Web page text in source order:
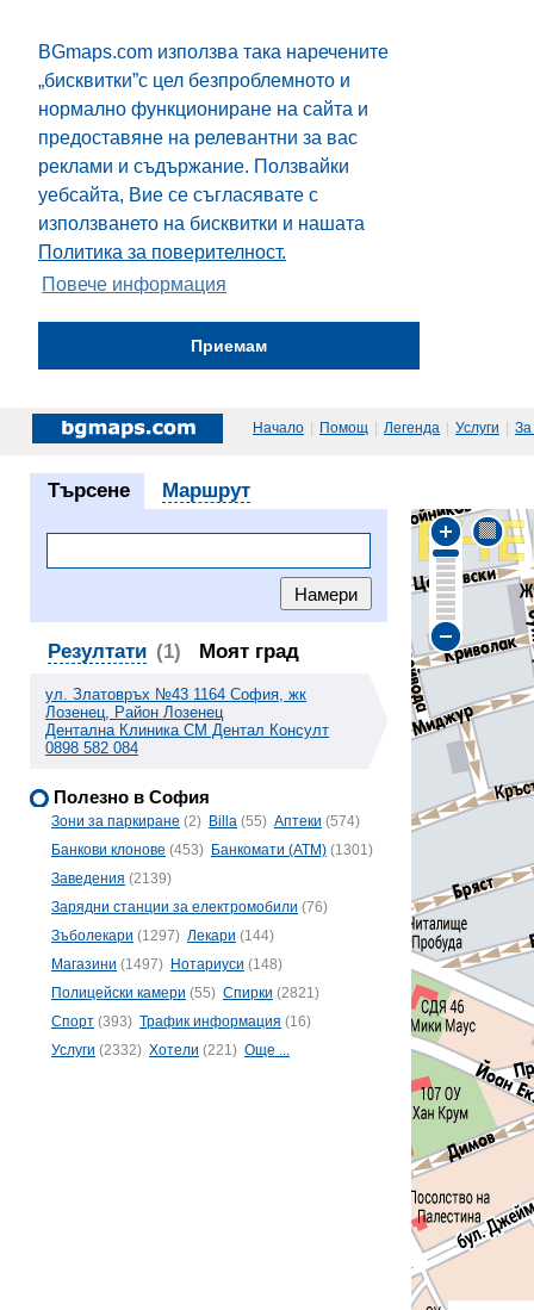
BGmaps.com използва така наречените
„бисквитки”с цел безпроблемното и
нормално функциониране на сайта и
предоставяне на релевантни за вас
реклами и съдържание. Ползвайки
уебсайта, Вие се съгласявате с
използването на бисквитки и нашата
Политика за поверителност.
Повече информация
Приемам
Начало | Помощ | Легенда | Услуги | За
Търсене Маршрут
Резултати (1) Моят град
ул. Златовръх №43 1164 София, жк
Лозенец, Район Лозенец
Дентална Клиника СМ Дентал Консулт
0898 582 084
Полезно в София
Зони за паркиране (2) Billa (55) Аптеки (574)
Банкови клонове (453) Банкомати (ATM) (1301)
Заведения (2139)
Зарядни станции за електромобили (76)
Зъболекари (1297) Лекари (144)
Магазини (1497) Нотариуси (148)
Полицейски камери (55) Спирки (2821)
Спорт (393) Трафик информация (16)
Услуги (2332) Хотели (221) Още ...